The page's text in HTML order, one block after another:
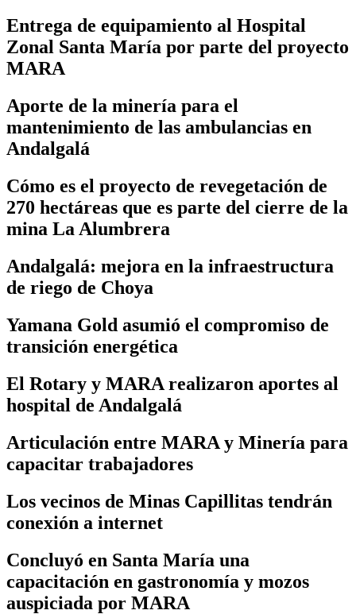
Entrega de equipamiento al Hospital
Zonal Santa María por parte del proyecto
MARA
Aporte de la minería para el
mantenimiento de las ambulancias en
Andalgalá
Cómo es el proyecto de revegetación de
270 hectáreas que es parte del cierre de la
mina La Alumbrera
Andalgalá: mejora en la infraestructura
de riego de Choya
Yamana Gold asumió el compromiso de
transición energética
El Rotary y MARA realizaron aportes al
hospital de Andalgalá
Articulación entre MARA y Minería para
capacitar trabajadores
Los vecinos de Minas Capillitas tendrán
conexión a internet
Concluyó en Santa María una
capacitación en gastronomía y mozos
auspiciada por MARA